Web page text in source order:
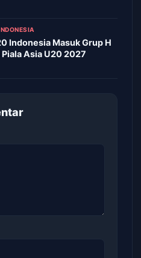
Indonesia Masuk Grup H
Asia U20 2027